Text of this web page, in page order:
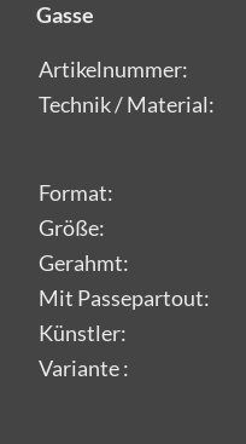
Gasse
Artikelnummer:
Technik / Material:
Format:
Größe:
Gerahmt:
Mit Passepartout:
Künstler:
Variante :